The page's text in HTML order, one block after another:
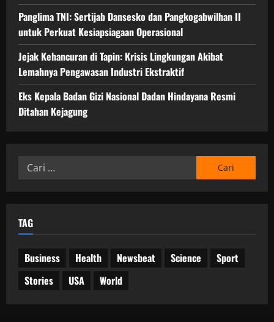
Panglima TNI: Sertijab Dansesko dan Pangkogabwilhan II
untuk Perkuat Kesiapsiagaan Operasional
Jejak Kehancuran di Tapin: Krisis Lingkungan Akibat
Lemahnya Pengawasan Industri Ekstraktif
Eks Kepala Badan Gizi Nasional Dadan Hindayana Resmi
Ditahan Kejagung
Cari
TAG
Business Health Newsbeat Science
Sport
Stories
USA World